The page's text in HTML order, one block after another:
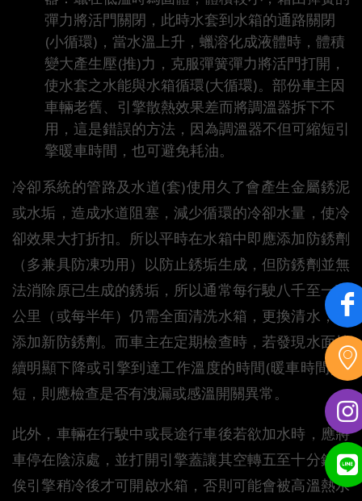
彈力將活門關閉，此時水套到水箱的通路關閉
(小循環)，當水溫上升，蠟溶化成液體時，體積
變大產生壓(推)力，克服彈簧彈力將活門打開，
使水套之水能與水箱循環(大循環)。部份車主因
車輛老舊、引擎散熱效果差而將調溫器拆下不
用，這是錯誤的方法，因為調溫器不但可縮短引
擎暖車時間，也可避免耗油。
冷卻系統的管路及水道(套)使用久了會產生金屬銹泥
或水垢，造成水道阻塞，減少循環的冷卻水量，使冷
卻效果大打折扣。所以平時在水箱中即應添加防銹劑
（多兼具防凍功用）以防止銹垢生成，但防銹劑並無
法消除原已生成的銹垢，所以通常每行駛八千至一萬
公里（或每半年）仍需全面清洗水箱，更換清水，並
添加新防銹劑。而車主在定期檢查時，若發現水面持
續明顯下降或引擎到達工作溫度的時間(暖車時間)縮
短，則應檢查是否有洩漏或感溫開關異常。
此外，車輛在行駛中或長途行車後若欲加水時，應將
車停在陰涼處，並打開引擎蓋讓其空轉五至十分鐘，
俟引擎稍冷後才可開啟水箱，否則可能會被高溫熱水